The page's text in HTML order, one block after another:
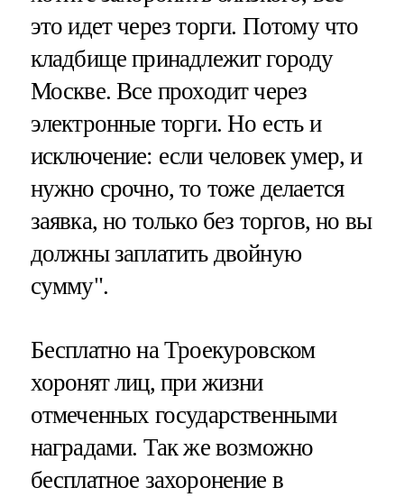
это идет через торги. Потому что
кладбище принадлежит городу
Москве. Все проходит через
электронные торги. Но есть и
исключение: если человек умер, и
нужно срочно, то тоже делается
заявка, но только без торгов, но вы
должны заплатить двойную
сумму".
Бесплатно на Троекуровском
хоронят лиц, при жизни
отмеченных государственными
наградами. Так же возможно
бесплатное захоронение в